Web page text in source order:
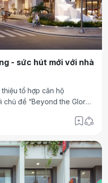
- sức hút mới với nhà
tổ hợp căn hộ
đề “Beyond the Glory
tin cập nhật về tiềm
nghệ thuật đẳng